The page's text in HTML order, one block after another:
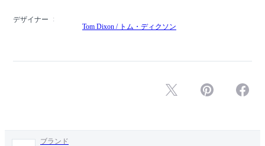
デザイナー
Tom Dixon / トム・ディクソン
ブランド